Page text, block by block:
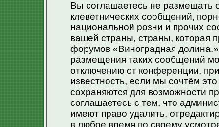
Вы соглашаетесь не размещать
клеветнических сообщений,
национальной розни и прочих
вашей страны, страны, которая
форумов «Виноградная
размещения таких сообщений
отключению от конференции,
известность, если мы сочтём
сохраняются для возможности
соглашаетесь с тем, что
имеют право удалить,
в любое время по своему